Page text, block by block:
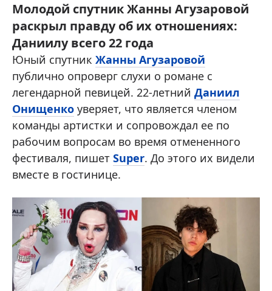
Молодой спутник Жанны Агузаровой
раскрыл правду об их отношениях:
Даниилу всего 22 года
Юный спутник Жанны Агузаровой
публично опроверг слухи о романе с
легендарной певицей. 22-летний Даниил
Онищенко уверяет, что является членом
команды артистки и сопровождал ее по
рабочим вопросам во время отмененного
фестиваля, пишет Super. До этого их видели
вместе в гостинице.